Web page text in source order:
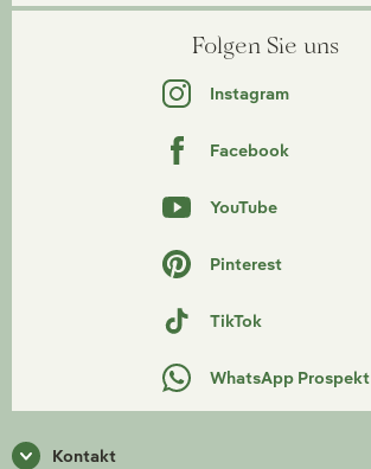
Folgen Sie uns
Instagram
Facebook
YouTube
Pinterest
TikTok
WhatsApp Prospekt
Kontakt